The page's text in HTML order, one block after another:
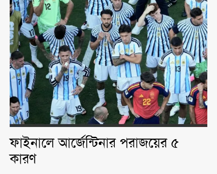
ফাইনালে আর্জেন্টিনার পরাজয়ের ৫
কারণ